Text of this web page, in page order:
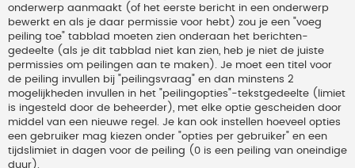
onderwerp aanmaakt (of het eerste bericht in een onderwerp
bewerkt en als je daar permissie voor hebt) zou je een "voeg
peiling toe" tabblad moeten zien onderaan het berichten-
gedeelte (als je dit tabblad niet kan zien, heb je niet de juiste
permissies om peilingen aan te maken). Je moet een titel voor
de peiling invullen bij "peilingsvraag" en dan minstens 2
mogelijkheden invullen in het "peilingopties"-tekstgedeelte (limiet
is ingesteld door de beheerder), met elke optie gescheiden door
middel van een nieuwe regel. Je kan ook instellen hoeveel opties
een gebruiker mag kiezen onder "opties per gebruiker" en een
tijdslimiet in dagen voor de peiling (0 is een peiling van oneindige
duur).